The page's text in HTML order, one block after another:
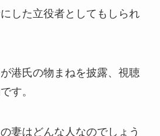
した立役者としてもしられ
港氏の物まねを披露、視聴
す。
妻はどんな人なのでしょう